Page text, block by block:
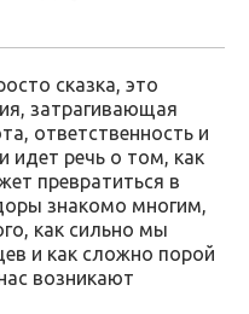
сказка, это
затрагивающая
ответственность и
идет речь о том, как
превратиться в
знакомо многим,
как сильно мы
и как сложно порой
возникают